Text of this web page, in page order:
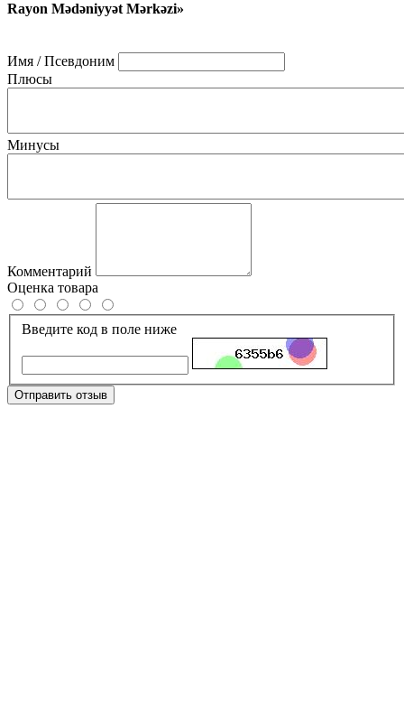
Rayon Mədəniyyət Mərkəzi»
Имя / Псевдоним
Плюсы
Минусы
Комментарий
Оценка товара
Введите код в поле ниже
Отправить отзыв